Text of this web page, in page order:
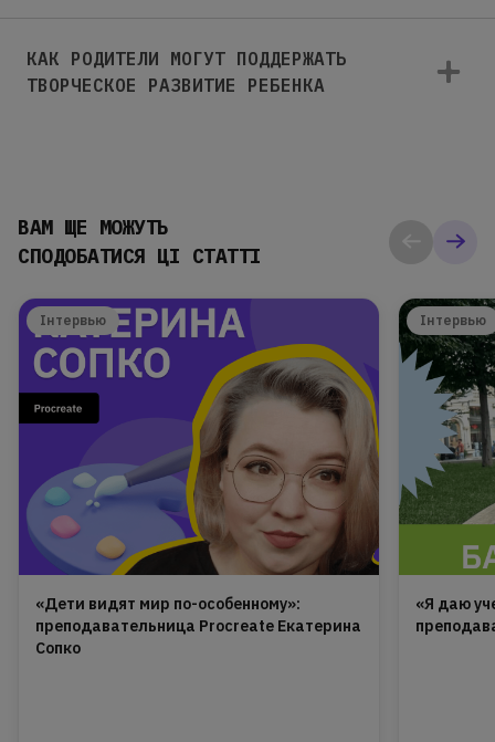
КАК РОДИТЕЛИ МОГУТ ПОДДЕРЖАТЬ
ТВОРЧЕСКОЕ РАЗВИТИЕ РЕБЕНКА
ВАМ ЩЕ МОЖУТЬ
СПОДОБАТИСЯ ЦІ СТАТТІ
Інтервью
«Дети видят мир по-особенному»:
преподавательница Procreate Екатерина
Сопко
Інтервью
«Я даю